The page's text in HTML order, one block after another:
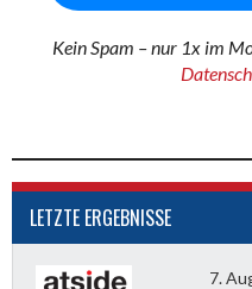
Kein Spam – nur 1x im
LETZTE ERGEBNISSE
7.